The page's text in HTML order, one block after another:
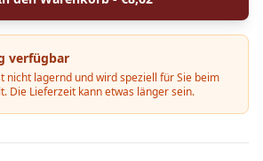
verfügbar
nicht lagernd und wird speziell für Sie beim
Die Lieferzeit kann etwas länger sein.